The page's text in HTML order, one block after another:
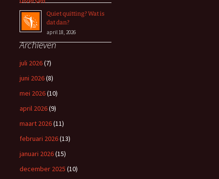
Quiet quitting? Wat is
dat dan?
april 18, 2026
Archieven
juli 2026(7)
juni 2026(8)
mei 2026(10)
april 2026(9)
maart 2026(11)
februari 2026(13)
januari 2026(15)
december 2025 (10)